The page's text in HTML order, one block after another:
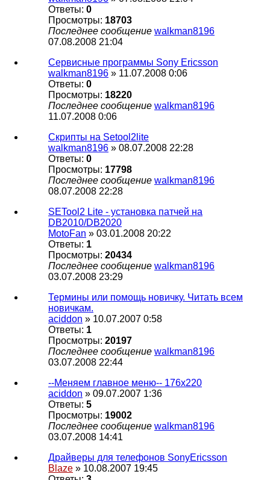
Ответы: 0
Просмотры: 18703
Последнее сообщение walkman8196
07.08.2008 21:04
Сервисные программы Sony Eriсsson
walkman8196 » 11.07.2008 0:06
Ответы: 0
Просмотры: 18220
Последнее сообщение walkman8196
11.07.2008 0:06
Скрипты на Setool2lite
walkman8196 » 08.07.2008 22:28
Ответы: 0
Просмотры: 17798
Последнее сообщение walkman8196
08.07.2008 22:28
SETool2 Lite - установка патчей на
DB2010/DB2020
MotoFan » 03.01.2008 20:22
Ответы: 1
Просмотры: 20434
Последнее сообщение walkman8196
03.07.2008 23:29
Термины или помощь новичку. Читать всем
новичкам.
aciddon » 10.07.2007 0:58
Ответы: 1
Просмотры: 20197
Последнее сообщение walkman8196
03.07.2008 22:44
--Меняем главное меню-- 176x220
aciddon » 09.07.2007 1:36
Ответы: 5
Просмотры: 19002
Последнее сообщение walkman8196
03.07.2008 14:41
Драйверы для телефонов SonyEricsson
Blaze » 10.08.2007 19:45